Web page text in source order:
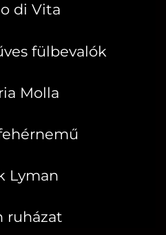
di Vita
fülbevalók
Molla
Lyman
ruházat